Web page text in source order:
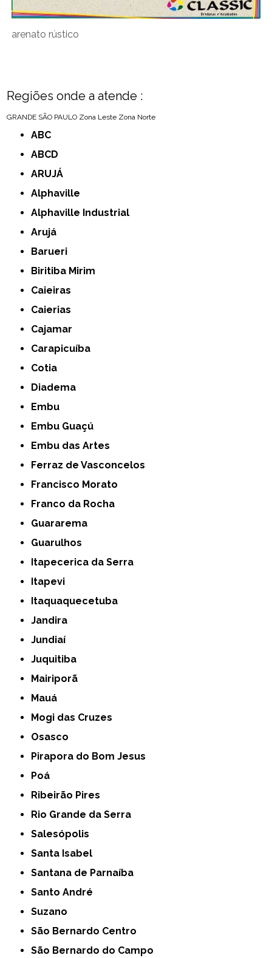
arenato rústico
Regiões onde a atende :
GRANDE SÃO PAULO Zona Leste Zona Norte
ABC
ABCD
ARUJÁ
Alphaville
Alphaville Industrial
Arujá
Barueri
Biritiba Mirim
Caieiras
Caierias
Cajamar
Carapicuíba
Cotia
Diadema
Embu
Embu Guaçú
Embu das Artes
Ferraz de Vasconcelos
Francisco Morato
Franco da Rocha
Guararema
Guarulhos
Itapecerica da Serra
Itapevi
Itaquaquecetuba
Jandira
Jundiaí
Juquitiba
Mairiporã
Mauá
Mogi das Cruzes
Osasco
Pirapora do Bom Jesus
Poá
Ribeirão Pires
Rio Grande da Serra
Salesópolis
Santa Isabel
Santana de Parnaíba
Santo André
Suzano
São Bernardo Centro
São Bernardo do Campo